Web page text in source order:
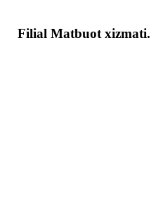
Filial Matbuot xizmati.